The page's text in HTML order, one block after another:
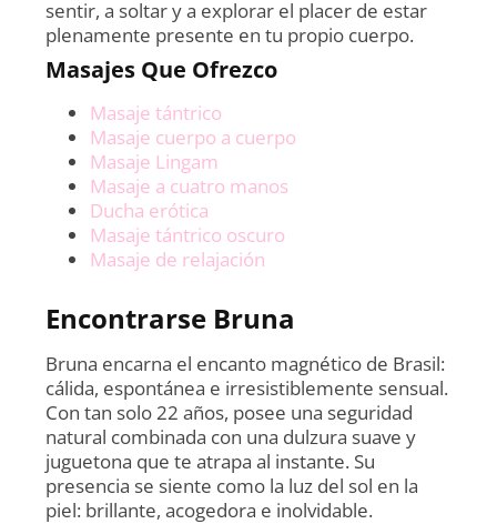
sentir, a soltar y a explorar el placer de estar
plenamente presente en tu propio cuerpo.
Masajes Que Ofrezco
Masaje tántrico
Masaje cuerpo a cuerpo
Masaje Lingam
Masaje a cuatro manos
Ducha erótica
Masaje tántrico oscuro
Masaje de relajación
Encontrarse Bruna
Bruna encarna el encanto magnético de Brasil:
cálida, espontánea e irresistiblemente sensual.
Con tan solo 22 años, posee una seguridad
natural combinada con una dulzura suave y
juguetona que te atrapa al instante. Su
presencia se siente como la luz del sol en la
piel: brillante, acogedora e inolvidable.